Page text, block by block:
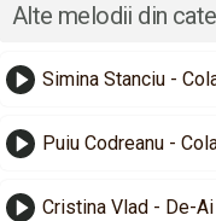
Alte melodii din
Simina Stanciu -
Puiu Codreanu -
Cristina Vlad - De-